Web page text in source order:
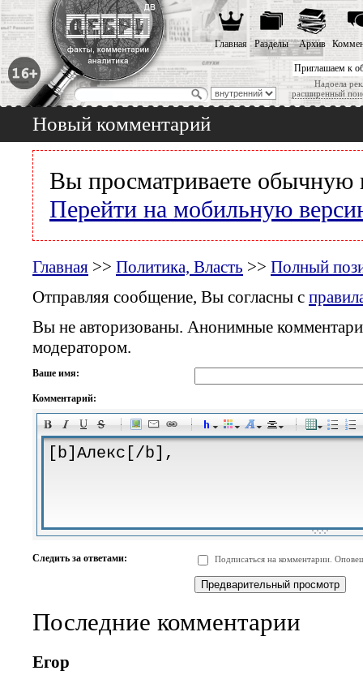
Приглашаем к
Надоела
расширенный
Главная Разделы Архив
Новый комментарий
Вы просматриваете обычную
Перейти на мобильную
Главная >> Политика, Власть >> Полный
Отправляя сообщение, Вы согласны с
Вы не авторизованы. Анонимные
модератором.
Ваше имя:
Комментарий:
-
-
-
-
-
-
-
-
-
-
-
-
-
-
-
Следить за ответами: Подписаться на комментарии.
Последние комментарии
Егор